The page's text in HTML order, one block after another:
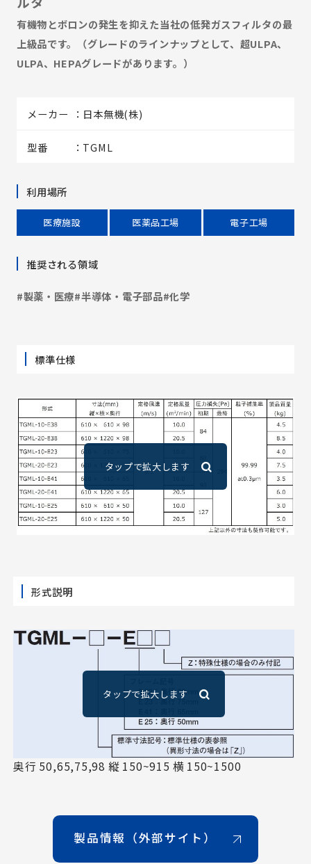
有機物とボロンの発生を抑えた当社の低発ガスフィルタの最
上級品です。（グレードのラインナップとして、超ULPA、
ULPA、HEPAグレードがあります。）
メーカー 日本無機(株)
型番 TGML
利用場所
医療施設 医薬品工場 電子工場
推奨される領域
#製薬・医療#半導体・電子部品#化学
標準仕様
形式説明
奥行 50,65,75,98 縦 150~915 横 150~1500
製品情報（外部サイト）